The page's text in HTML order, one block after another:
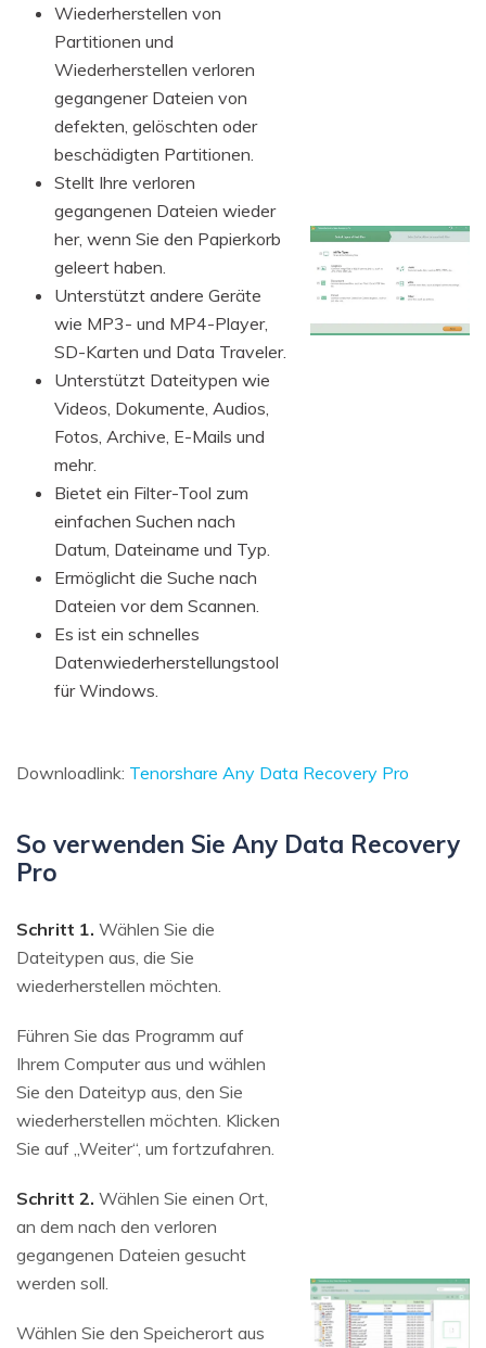
Wiederherstellen von
Partitionen und
Wiederherstellen verloren
gegangener Dateien von
defekten, gelöschten oder
beschädigten Partitionen.
Stellt Ihre verloren
gegangenen Dateien wieder
her, wenn Sie den Papierkorb
geleert haben.
Unterstützt andere Geräte
wie MP3- und MP4-Player,
SD-Karten und Data Traveler.
Unterstützt Dateitypen wie
Videos, Dokumente, Audios,
Fotos, Archive, E-Mails und
mehr.
Bietet ein Filter-Tool zum
einfachen Suchen nach
Datum, Dateiname und Typ.
Ermöglicht die Suche nach
Dateien vor dem Scannen.
Es ist ein schnelles
Datenwiederherstellungstool
für Windows.
Downloadlink: Tenorshare Any Data Recovery Pro
So verwenden Sie Any Data Recovery
Pro
Schritt 1. Wählen Sie die
Dateitypen aus, die Sie
wiederherstellen möchten.
Führen Sie das Programm auf
Ihrem Computer aus und wählen
Sie den Dateityp aus, den Sie
wiederherstellen möchten. Klicken
Sie auf „Weiter“, um fortzufahren.
Schritt 2. Wählen Sie einen Ort,
an dem nach den verloren
gegangenen Dateien gesucht
werden soll.
Wählen Sie den Speicherort aus